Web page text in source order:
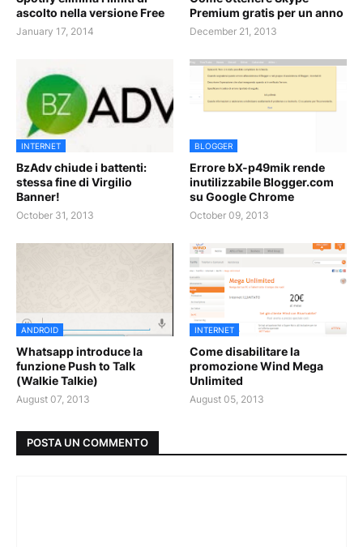
ascolto nella versione Free
January 17, 2014
Premium gratis per un anno
December 21, 2013
INTERNET
BzAdv chiude i battenti:
stessa fine di Virgilio
Banner!
October 31, 2013
BLOGGER
Errore bX-p49mik rende
inutilizzabile Blogger.com
su Google Chrome
October 09, 2013
ANDROID
Whatsapp introduce la
funzione Push to Talk
(Walkie Talkie)
August 07, 2013
INTERNET
Come disabilitare la
promozione Wind Mega
Unlimited
August 05, 2013
POSTA UN COMMENTO